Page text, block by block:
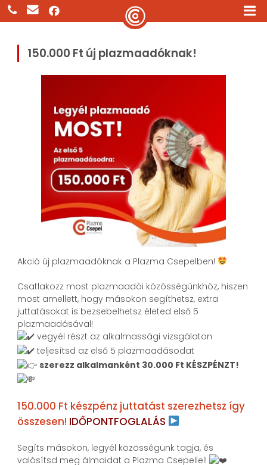
150.000 Ft új plazmaadóknak!
Akció új plazmaadóknak a Plazma Csepelben!
Csatlakozz most plazmaadói közösségünkhöz, hiszen
most amellett, hogy másokon segíthetsz, extra
juttatásokat is bezsebelhetsz életed első 5
plazmaadásával!
vegyél részt az alkalmassági vizsgálaton
teljesítsd az első 5 plazmaadásodat
szerezz alkalmanként 30.000 Ft KÉSZPÉNZT!
150.000 Ft készpénz juttatást szerezhetsz így
összesen! IDŐPONTFOGLALÁS
Segíts másokon, legyél közösségünk tagja, és
valósítsd meg álmaidat a Plazma Csepellel!